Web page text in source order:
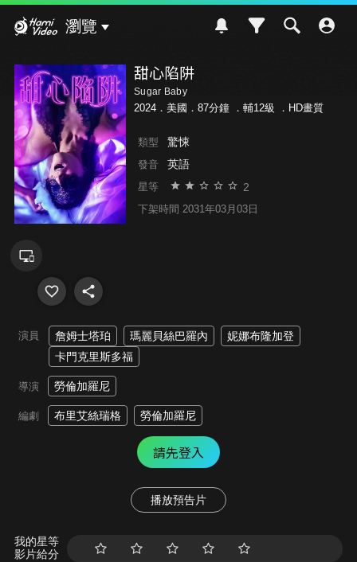
瀏覽
甜心陷阱
Sugar Baby
2024．美國．87分鐘 ． 輔12級 ．HD畫質
類型 驚悚
發音 英語
星等 2
下架時間 2031年03月03日
演員 詹姆士塔珀 瑪麗貝絲巴羅內
妮娜布隆加登
卡門克里斯多福
導演 勞倫加羅尼
編劇 布里艾絲瑞格 勞倫加羅尼
請先登入
播放預告片
我的星等
影片給分